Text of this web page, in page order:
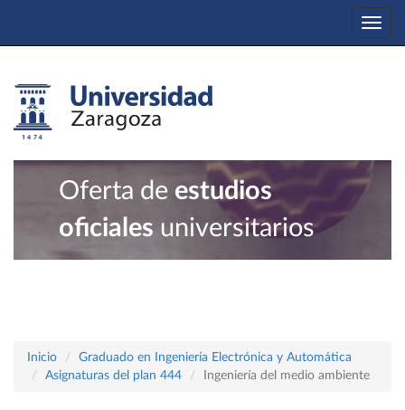
Oferta de estudios
oficiales universitarios
Inicio
Graduado en Ingeniería Electrónica y Automática
Asignaturas del plan 444
Ingeniería del medio ambiente